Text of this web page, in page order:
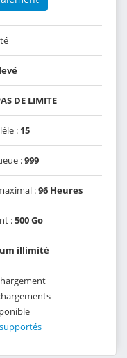
DE LIMITE
: 15
:999
:96 Heures
:500 Go
illimité